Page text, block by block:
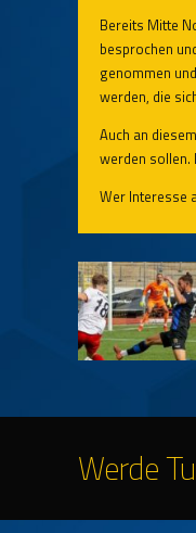
Bereits Mitte
besprochen
genommen
werden, die
Auch an
werden sollen.
Wer Interesse
Werde